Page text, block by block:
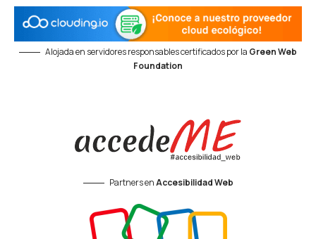
Alojada en servidores responsables certificados por la Green Web
Foundation
Partners enAccesibilidad Web